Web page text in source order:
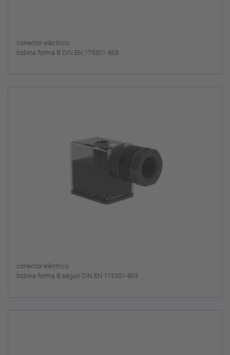
conector eléctrico
bobina forma B DIN EN 175301-803
conector eléctrico
bobina forma B según DIN EN 175301-803